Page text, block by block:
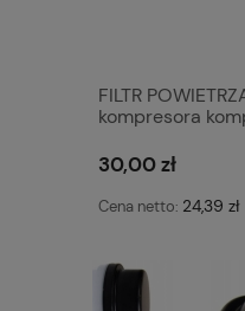
FILTR
kompresora
30,00 zł
Cena netto: 24,39 zł